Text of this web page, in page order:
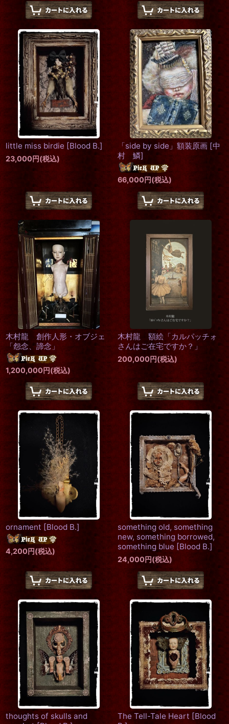
little miss birdie [Blood B.]
23,000円(税込)
「side by side」額装原画 [中
村 鱗]
66,000円(税込)
木村龍 創作人形・オブジェ
「怨念、諦念」
1,200,000円(税込)
木村龍 額絵「カルパッチォ
さんはご在宅ですか？」
200,000円(税込)
ornament [Blood B.]
4,200円(税込)
something old, something
new, something borrowed,
something blue [Blood B.]
24,000円(税込)
thoughts of skulls and
The Tell-Tale Heart [Blood